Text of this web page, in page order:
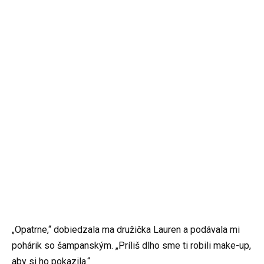
„Opatrne,“ dobiedzala ma družička Lauren a podávala mi
pohárik so šampanským. „Príliš dlho sme ti robili make-up,
aby si ho pokazila.“